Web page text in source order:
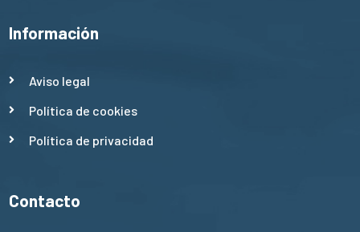
Información
Aviso legal
Política de cookies
Política de privacidad
Contacto